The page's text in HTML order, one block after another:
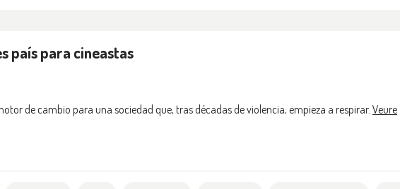
país para cineastas
de cambio para una sociedad que, tras décadas de violencia, empieza a respirar. Veure